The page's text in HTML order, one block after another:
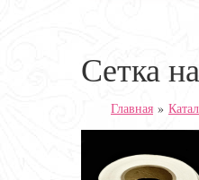
Сетка
Главная »